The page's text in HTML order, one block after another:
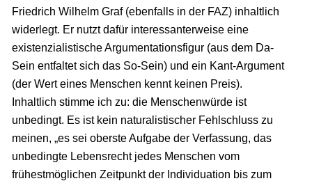
Friedrich Wilhelm Graf (ebenfalls in der FAZ) inhaltlich
widerlegt. Er nutzt dafür interessanterweise eine
existenzialistische Argumentationsfigur (aus dem Da-
Sein entfaltet sich das So-Sein) und ein Kant-Argument
(der Wert eines Menschen kennt keinen Preis).
Inhaltlich stimme ich zu: die Menschenwürde ist
unbedingt. Es ist kein naturalistischer Fehlschluss zu
meinen, „es sei oberste Aufgabe der Verfassung, das
unbedingte Lebensrecht jedes Menschen vom
frühestmöglichen Zeitpunkt der Individuation bis zum